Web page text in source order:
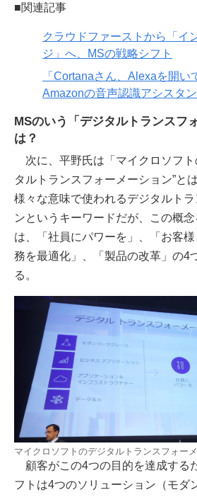
■関連記事
クラウドファーストから「イ
ジ」へ、MSの戦略シフト
「Cortanaさん、Alexaを開
Amazonの音声認識アシスタ
MSのいう「デジタルトランスフ
は？
次に、平野氏は「マイクロソフト
タルトランスフォーメーション”と
様々な意味で使われるデジタルト
ンというキーワードだが、この概
は、「社員にパワーを」、「お客
務を最適化」、「製品の改革」の4
る。
マイクロソフトのデジタルトランスフォー
顧客がこの4つの目的を達成する
フトは4つのソリューション（モダ